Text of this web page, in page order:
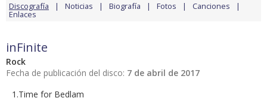
Discografía Noticias Biografía Fotos Canciones
Enlaces
inFinite
Rock
Fecha de publicación del disco: 7 de abril de 2017
1.Time for Bedlam